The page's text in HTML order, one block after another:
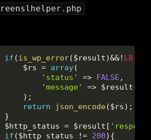
if (is_wp_error($result)&&!
$rs = array(
'status'
=> FALSE ,
'message'
=> $result-
) ;
return
json_encode($rs) ;
}
$http_status = $result [
if ($http_status != 200) {